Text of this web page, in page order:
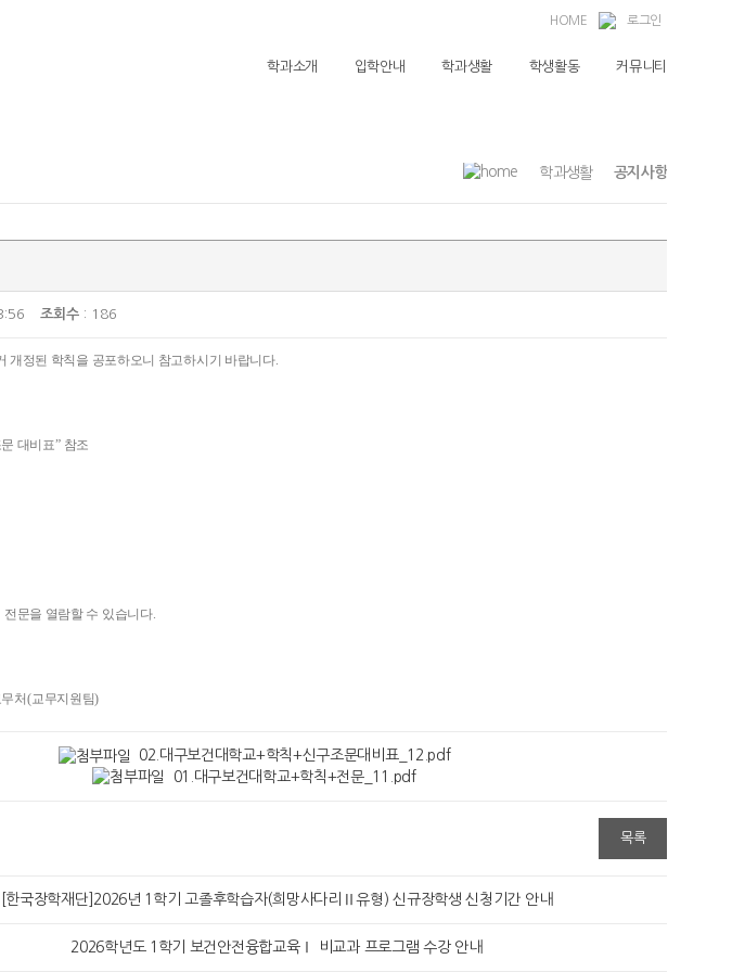
HOME 로그인
학과소개 입학안내 학과생활 학생활동 커뮤니티
학과생활 공지사항
조회수 : 186
개정된 학칙을 공포하오니 참고하시기 바랍니다.
대비표” 참조
전문을 열람할 수 있습니다.
(교무지원팀)
02.대구보건대학교+학칙+신구조문대비표_12.pdf
01.대구보건대학교+학칙+전문_11.pdf
목록
[한국장학재단]2026년 1학기 고졸후학습자(희망사다리Ⅱ유형) 신규장학생 신청기간 안내
2026학년도 1학기 보건안전융합교육Ⅰ 비교과 프로그램 수강 안내